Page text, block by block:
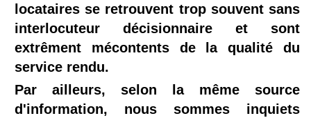
locataires se retrouvent trop souvent sans
interlocuteur décisionnaire et sont
extrêment mécontents de la qualité du
service rendu.
Par ailleurs, selon la même source
d'information, nous sommes inquiets